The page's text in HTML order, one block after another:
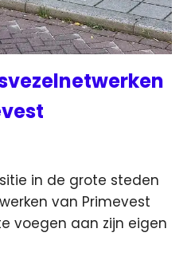
in de grote steden
van Primevest
voegen aan zijn eigen